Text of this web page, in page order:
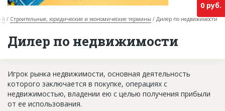
О проекте
База строящихся объектов
Инвестпроекты
Строительные, юридические и экономические термины Дилер по недвижимости
Дилер по недвижимости
0 руб.
Игрок рынка недвижимости, основная деятельность
которого заключается в покупке, операциях с
недвижимостью, владении ею с целью получения прибыли
от ее использования.